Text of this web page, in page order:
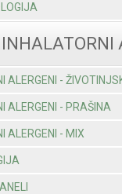
ALERGENI -
ALERGENI - PRAŠINA
ALERGENI - MIX